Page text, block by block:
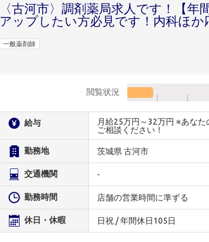
〈古河市〉調剤薬局求人です！【
アップしたい方必見です！内科ほか
一般薬剤師
閲覧状況
給与
月給25万円～32万円 ※あな
ご相談ください！
勤務地 茨城県 古河市
交通機関 -
勤務時間 店舗の営業時間に準ずる
休日・休暇 日祝 / 年間休日105日